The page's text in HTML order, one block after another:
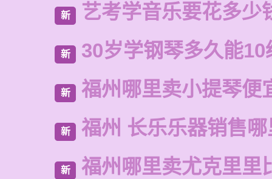
新 艺考学音乐要花多少
新 30岁学钢琴多久能10
新 福州哪里卖小提琴便
新 福州 长乐乐器销售
新 福州哪里卖尤克里里